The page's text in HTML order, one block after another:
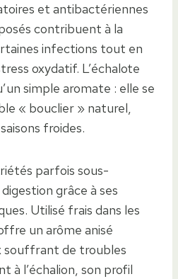
et antibactériennes
contribuent à la
infections tout en
oxydatif. L’échalote
simple aromate : elle se
« bouclier » naturel,
froides.
parfois sous-
grâce à ses
Utilisé frais dans les
un arôme anisé
souffrant de troubles
à l’échalion, son profil